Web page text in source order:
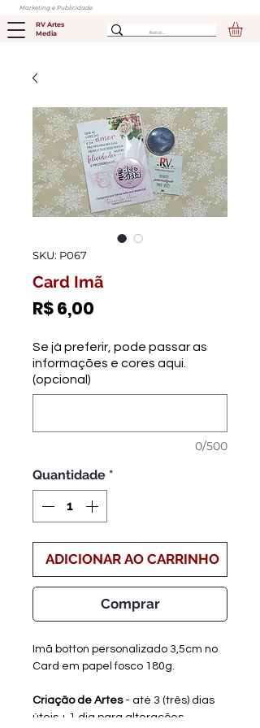
Marketing e Publicidade
RV Artes
Media
SKU: P067
Card Imã
R$ 6,00
Se já preferir, pode passar as
informações e cores aqui.
(opcional)
0/500
Quantidade *
ADICIONAR AO CARRINHO
Comprar
Imã botton personalizado 3,5cm no
Card em papel fosco 180g.
Criação de Artes- até 3 (três) dias
úteis + 1 dia para alterações